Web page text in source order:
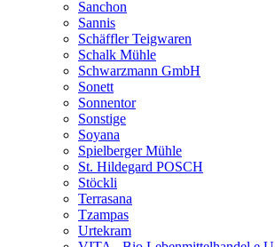
Sanchon
Sannis
Schäffler Teigwaren
Schalk Mühle
Schwarzmann GmbH
Sonett
Sonnentor
Sonstige
Soyana
Spielberger Mühle
St. Hildegard POSCH
Stöckli
Terrasana
Tzampas
Urtekram